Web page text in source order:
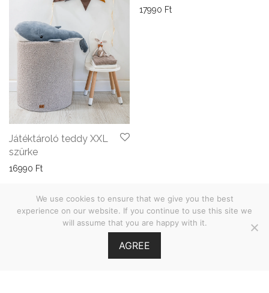
Játéktároló teddy XXL
szürke
16990 Ft
17990 Ft
We use cookies to ensure that we give you the best
experience on our website. If you continue to use this site we
will assume that you are happy with it.
AGREE